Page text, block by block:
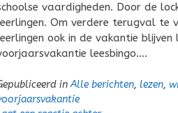
vaardigheden. Door de
Om verdere terugval te
ook in de vakantie
leesbingo….
inAlle berichten, lezen,